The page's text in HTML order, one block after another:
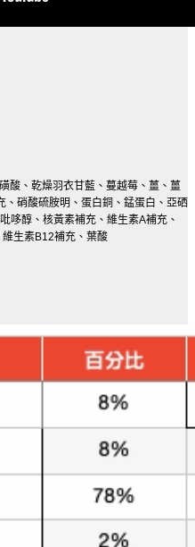
酸、乾燥羽衣甘藍、蔓越莓、薑、薑
、硝酸硫胺明、蛋白銅、錳蛋白、亞硒
哆醇、核黃素補充、維生素A補充、
維生素B12補充、葉酸